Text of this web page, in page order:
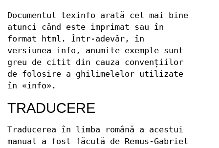
Documentul texinfo arată cel mai bine
atunci când este imprimat sau în
format html. Într-adevăr, în
versiunea info, anumite exemple sunt
greu de citit din cauza convențiilor
de folosire a ghilimelelor utilizate
în «info».
TRADUCERE
Traducerea în limba română a acestui
manual a fost făcută de Remus-Gabriel